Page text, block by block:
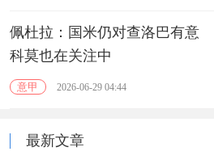
佩杜拉：国米仍对查洛巴有意
科莫也在关注中
意甲 2026-06-29 04:44
最新文章